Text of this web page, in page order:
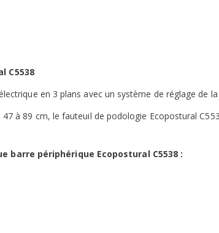
C5538
en 3 plans avec un système de réglage de
à 89 cm, le fauteuil de podologie Ecopostural
barre périphérique Ecopostural C5538 :